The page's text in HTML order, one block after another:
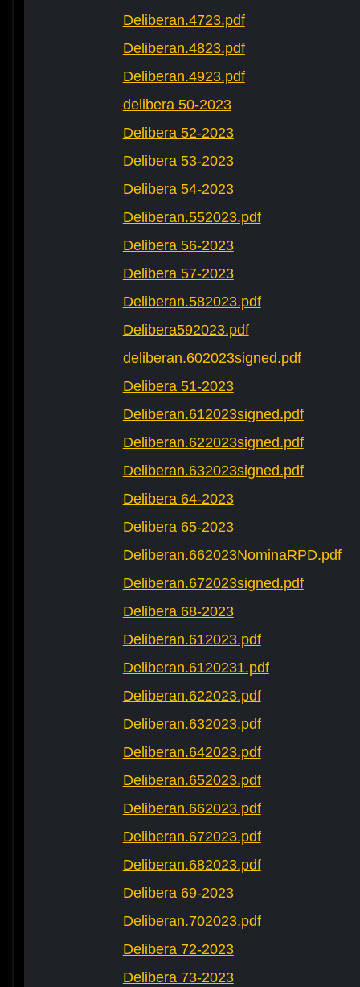
Deliberan.4723.pdf
Deliberan.4823.pdf
Deliberan.4923.pdf
delibera 50-2023
Delibera 52-2023
Delibera 53-2023
Delibera 54-2023
Deliberan.552023.pdf
Delibera 56-2023
Delibera 57-2023
Deliberan.582023.pdf
Delibera592023.pdf
deliberan.602023signed.pdf
Delibera 51-2023
Deliberan.612023signed.pdf
Deliberan.622023signed.pdf
Deliberan.632023signed.pdf
Delibera 64-2023
Delibera 65-2023
Deliberan.662023NominaRPD.pdf
Deliberan.672023signed.pdf
Delibera 68-2023
Deliberan.612023.pdf
Deliberan.6120231.pdf
Deliberan.622023.pdf
Deliberan.632023.pdf
Deliberan.642023.pdf
Deliberan.652023.pdf
Deliberan.662023.pdf
Deliberan.672023.pdf
Deliberan.682023.pdf
Delibera 69-2023
Deliberan.702023.pdf
Delibera 72-2023
Delibera 73-2023